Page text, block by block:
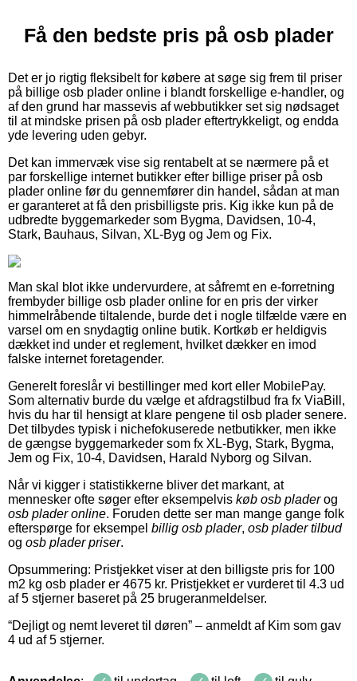
Få den bedste pris på osb plader
Det er jo rigtig fleksibelt for købere at søge sig frem til priser
på billige osb plader online i blandt forskellige e-handler, og
af den grund har massevis af webbutikker set sig nødsaget
til at mindske prisen på osb plader eftertrykkeligt, og endda
yde levering uden gebyr.
Det kan immervæk vise sig rentabelt at se nærmere på et
par forskellige internet butikker efter billige priser på osb
plader online før du gennemfører din handel, sådan at man
er garanteret at få den prisbilligste pris. Kig ikke kun på de
udbredte byggemarkeder som Bygma, Davidsen, 10-4,
Stark, Bauhaus, Silvan, XL-Byg og Jem og Fix.
Man skal blot ikke undervurdere, at såfremt en e-forretning
frembyder billige osb plader online for en pris der virker
himmelråbende tiltalende, burde det i nogle tilfælde være en
varsel om en snydagtig online butik. Kortkøb er heldigvis
dækket ind under et reglement, hvilket dækker en imod
falske internet foretagender.
Generelt foreslår vi bestillinger med kort eller MobilePay.
Som alternativ burde du vælge et afdragstilbud fra fx ViaBill,
hvis du har til hensigt at klare pengene til osb plader senere.
Det tilbydes typisk i nichefokuserede netbutikker, men ikke
de gængse byggemarkeder som fx XL-Byg, Stark, Bygma,
Jem og Fix, 10-4, Davidsen, Harald Nyborg og Silvan.
Når vi kigger i statistikkerne bliver det markant, at
mennesker ofte søger efter eksempelvis køb osb pladerog
osb plader online. Foruden dette ser man mange gange folk
efterspørge for eksempel billig osb plader, osb plader tilbud
og osb plader priser.
Opsummering: Pristjekket viser at den billigste pris for 100
m2 kg osb plader er 4675 kr. Pristjekket er vurderet til 4.3 ud
af 5 stjerner baseret på 25 brugeranmeldelser.
“Dejligt og nemt leveret til døren” – anmeldt af Kim som gav
4 ud af5 stjerner.